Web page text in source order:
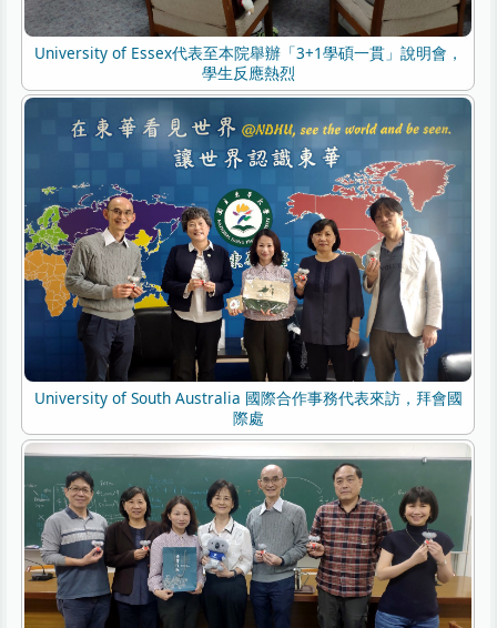
University of Essex代表至本院舉辦「3+1學碩一貫」說明會，
學生反應熱烈
University of South Australia 國際合作事務代表來訪，拜會國
際處